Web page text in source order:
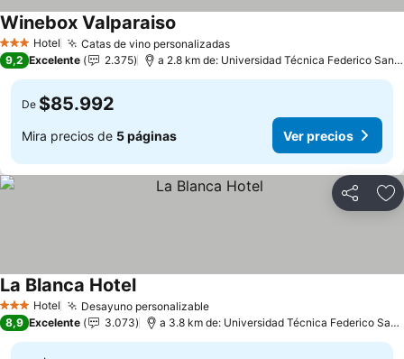
3 Estrellas
Hotel Catas de vino personalizadas
Winebox Valparaiso
9,2 Excelente 2.375 a 2.8 km de: Universidad Técnica Federico Santa María
De $85.992
Mira precios de 5 páginas Ver precios
Compartir
3 Estrellas
Hotel Desayuno personalizable
La Blanca Hotel
8,9 Excelente 3.073 a 3.8 km de: Universidad Técnica Federico Santa María